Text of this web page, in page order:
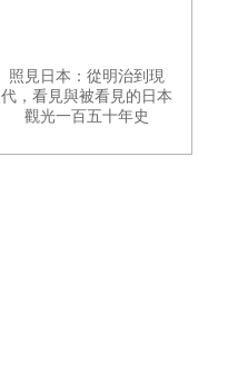
照見日本：從明治到現
代，看見與被看見的日本
觀光一百五十年史